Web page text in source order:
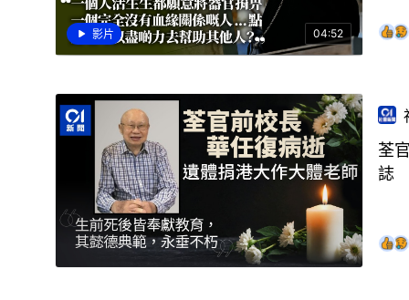
影片 04:52
荃
誌